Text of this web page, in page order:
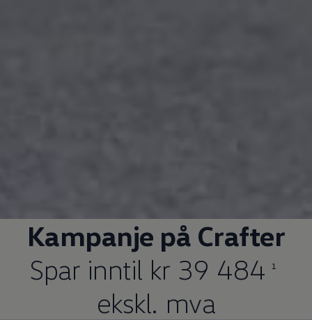
Kampanje på Crafter
Spar inntil kr 39 484
1
ekskl. mva